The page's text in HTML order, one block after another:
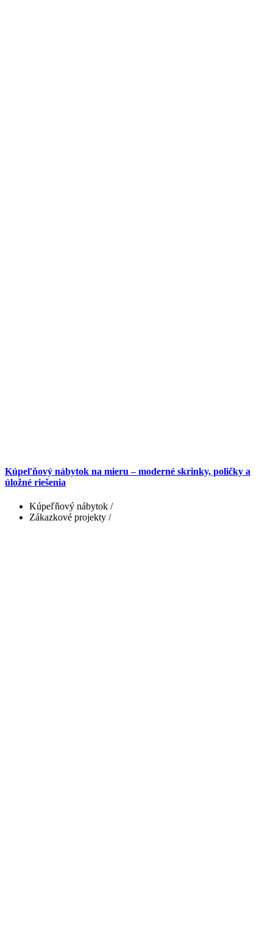
Kúpeľňový nábytok na mieru – moderné skrinky, poličky a
úložné riešenia
Kúpeľňový nábytok /
Zákazkové projekty /